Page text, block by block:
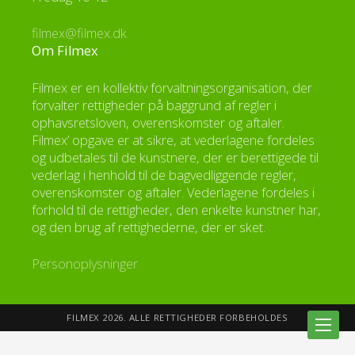
filmex@filmex.dk
Om Filmex
Filmex er en kollektiv forvaltningsorganisation, der
forvalter rettigheder på baggrund af regler i
ophavsretsloven, overenskomster og aftaler.
Filmex’ opgave er at sikre, at vederlagene fordeles
og udbetales til de kunstnere, der er berettigede til
vederlag i henhold til de bagvedliggende regler,
overenskomster og aftaler. Vederlagene fordeles i
forhold til de rettigheder, den enkelte kunstner har,
og den brug af rettighederne, der er sket.
Personoplysninger
FILMEX 2026. ALLE RETTIGHEDER FORBEHOLDES